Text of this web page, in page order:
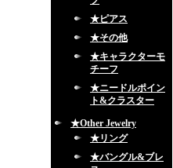
★ピアス
★その他
★キャラクターモ
チーフ
★ニードルポイン
ト&クラスター
★Other Jewelry
★リング
★バングル&ブレ